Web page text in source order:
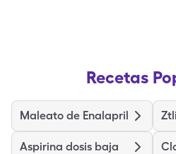
Recetas
Maleato de Enalapril
Aspirina dosis baja